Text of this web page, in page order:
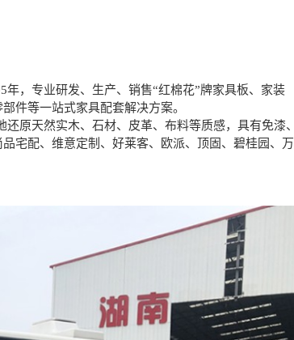
年，专业研发、生产、销售“红棉花”牌家具板、家装
件等一站式家具配套解决方案。
原天然实木、石材、皮革、布料等质感，具有免漆、
宅配、维意定制、好莱客、欧派、顶固、碧桂园、万